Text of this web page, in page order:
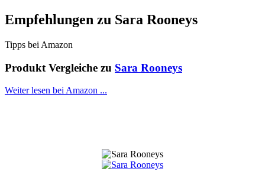
Empfehlungen zu Sara Rooneys
Tipps bei Amazon
Produkt Vergleiche zu Sara Rooneys
Weiter lesen bei Amazon ...